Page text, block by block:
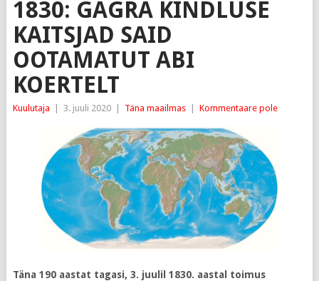
1830: GAGRA KINDLUSE
KAITSJAD SAID
OOTAMATUT ABI
KOERTELT
Kuulutaja 3. juuli 2020 Täna maailmas Kommentaare pole
Täna 190 aastat tagasi, 3. juulil 1830. aastal toimus